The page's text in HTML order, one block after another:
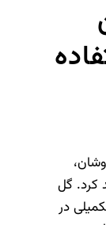
کرد. گل
در